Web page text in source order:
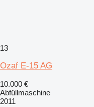
13
Ozaf E-15 AG
10.000 €
Abfüllmaschine
2011